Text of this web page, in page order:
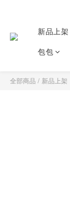
新品上架
包包
全部商品 / 新品上架